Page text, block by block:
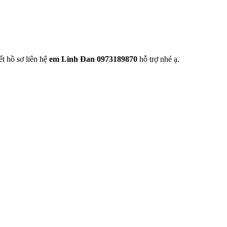
hồ sơ liên hệ em Linh Đan 0973189870 hỗ trợ nhé ạ.